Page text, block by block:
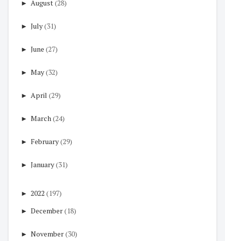
► August(28)
► July(31)
► June (27)
► May(32)
► April (29)
► March(24)
► February(29)
► January(31)
► 2022 (197)
► December(18)
► November(30)